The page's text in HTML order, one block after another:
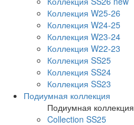
Коллекция W25-26
Коллекция W24-25
Коллекция W23-24
Коллекция W22-23
Коллекция SS25
Коллекция SS24
Коллекция SS23
Подиумная коллекция
Подиумная коллекция
Collection SS25